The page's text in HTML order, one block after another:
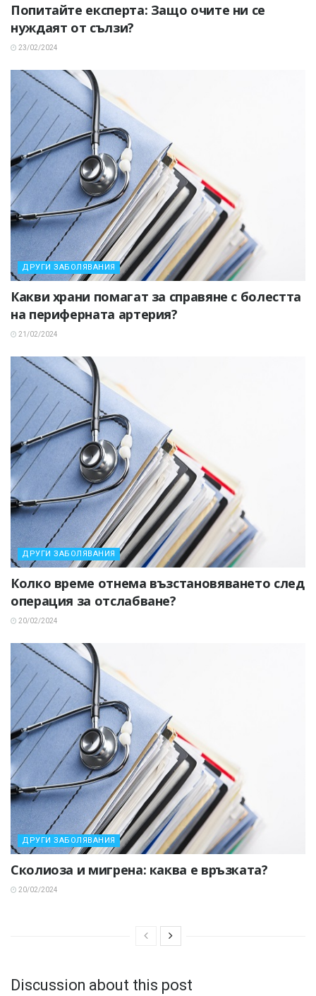
Попитайте експерта: Защо очите ни се
нуждаят от сълзи?
23/02/2024
ДРУГИ ЗАБОЛЯВАНИЯ
Какви храни помагат за справяне с болестта
на периферната артерия?
21/02/2024
ДРУГИ ЗАБОЛЯВАНИЯ
Колко време отнема възстановяването след
операция за отслабване?
20/02/2024
ДРУГИ ЗАБОЛЯВАНИЯ
Сколиоза и мигрена: каква е връзката?
20/02/2024
Discussion about this post